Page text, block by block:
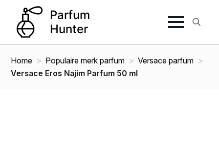
Home Populaire merk parfum
Versace parfum
Versace Eros Najim Parfum 50 ml